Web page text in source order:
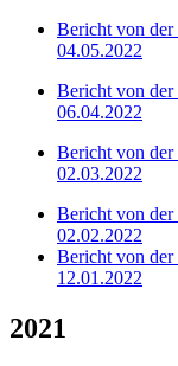
Bericht von der
04.05.2022
Bericht von der
06.04.2022
Bericht von der
02.03.2022
Bericht von der
02.02.2022
Bericht von der
12.01.2022
2021